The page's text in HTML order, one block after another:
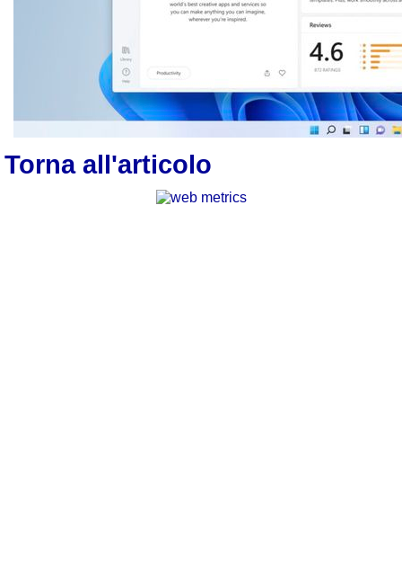
Torna all'articolo